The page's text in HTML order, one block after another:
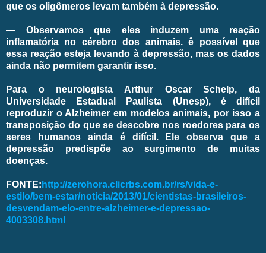
que os oligômeros levam também à depressão.
— Observamos que eles induzem uma reação
inflamatória no cérebro dos animais. ê possível que
essa reação esteja levando à depressão, mas os dados
ainda não permitem garantir isso.
Para o neurologista Arthur Oscar Schelp, da
Universidade Estadual Paulista (Unesp), é difícil
reproduzir o Alzheimer em modelos animais, por isso a
transposição do que se descobre nos roedores para os
seres humanos ainda é difícil. Ele observa que a
depressão predispõe ao surgimento de muitas
doenças.
FONTE: http://zerohora.clicrbs.com.br/rs/vida-e-
estilo/bem-estar/noticia/2013/01/cientistas-brasileiros-
desvendam-elo-entre-alzheimer-e-depressao-
4003308.html